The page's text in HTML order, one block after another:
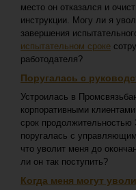
место он отказался и
инструкции. Могу ли я
завершения
испытательном сроке
работодателя?
Поругалась с
Устроилась в
корпоративными
срок
поругалась с
что уволит меня до
ли он так поступить?
Когда меня могут